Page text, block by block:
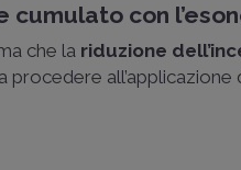
cumulato con
che la riduzione